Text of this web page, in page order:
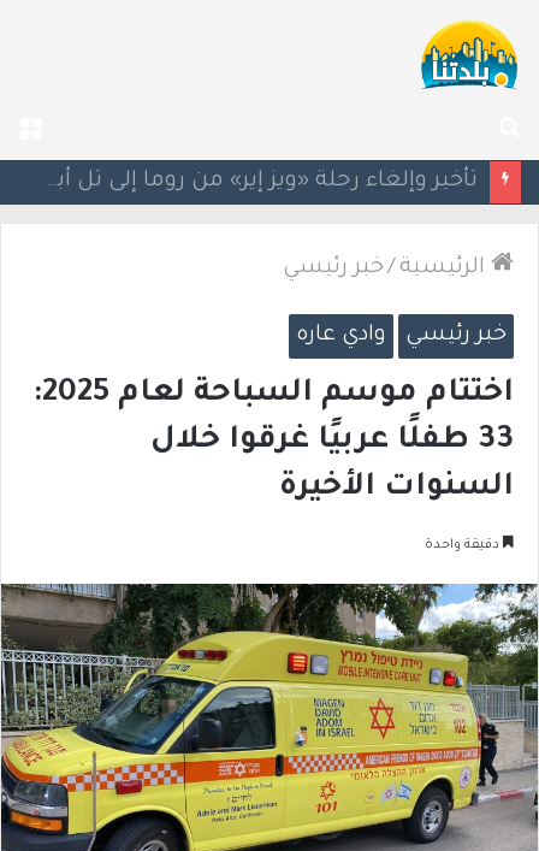
عن
سيغالوفيتش يستقيل من الكنيست.. وتقارير عن اتصالات مع القائمة العربية الموحدة
الرئيسية /خبر رئيسي
خبر رئيسي وادي عاره
اختتام موسم السباحة لعام 2025:
33 طفلًا عربيًا غرقوا خلال
السنوات الأخيرة
دقيقة واحدة